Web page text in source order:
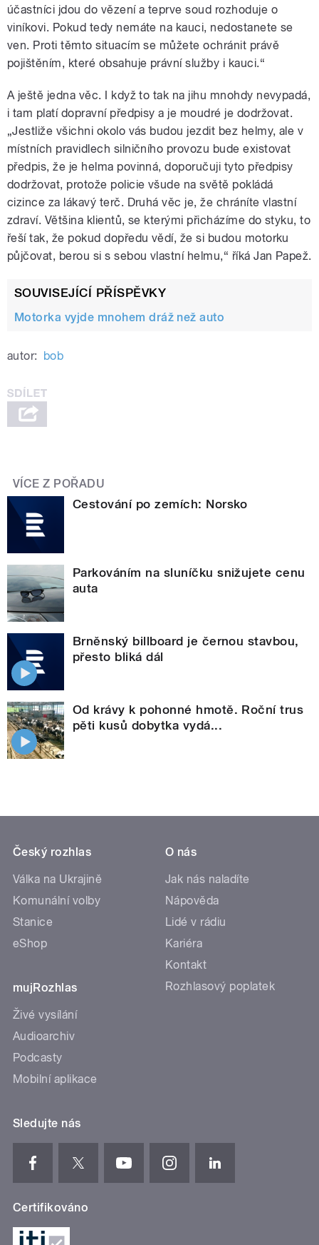
účastníci jdou do vězení a teprve soud rozhoduje o
viníkovi. Pokud tedy nemáte na kauci, nedostanete se
ven. Proti těmto situacím se můžete ochránit právě
pojištěním, které obsahuje právní služby i kauci.“
A ještě jedna věc. I když to tak na jihu mnohdy nevypadá,
i tam platí dopravní předpisy a je moudré je dodržovat.
„Jestliže všichni okolo vás budou jezdit bez helmy, ale v
místních pravidlech silničního provozu bude existovat
předpis, že je helma povinná, doporučuji tyto předpisy
dodržovat, protože policie všude na světě pokládá
cizince za lákavý terč. Druhá věc je, že chráníte vlastní
zdraví. Většina klientů, se kterými přicházíme do styku, to
řeší tak, že pokud dopředu vědí, že si budou motorku
půjčovat, berou si s sebou vlastní helmu,“ říká Jan Papež.
SOUVISEJÍCÍ PŘÍSPĚVKY
Motorka vyjde mnohem dráž než auto
autor: bob
VÍCE Z POŘADU
Cestování po zemích: Norsko
Parkováním na sluníčku snižujete cenu
auta
Brněnský billboard je černou stavbou,
přesto bliká dál
Od krávy k pohonné hmotě. Roční trus
pěti kusů dobytka vydá...
Český rozhlas
Válka na Ukrajině
Komunální volby
Stanice
eShop
mujRozhlas
Živé vysílání
Audioarchiv
Podcasty
Mobilní aplikace
O nás
Jak nás naladíte
Nápověda
Lidé v rádiu
Kariéra
Kontakt
Rozhlasový poplatek
Sledujte nás
Certifikováno